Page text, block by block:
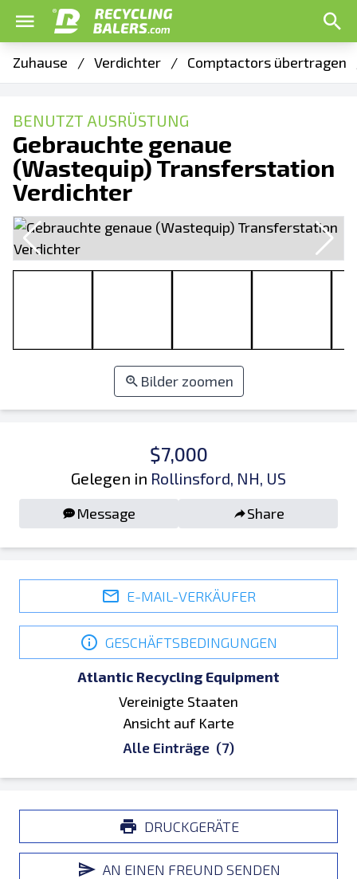
Zuhause / Verdichter / Comptactors übertragen
BENUTZT AUSRÜSTUNG
Gebrauchte genaue
(Wastequip) Transferstation
Verdichter
Bilder zoomen
$7,000
Gelegen in Rollinsford, NH, US
Message Share
E-MAIL-VERKÄUFER
GESCHÄFTSBEDINGUNGEN
Atlantic Recycling Equipment
Vereinigte Staaten
Ansicht auf Karte
Alle Einträge (7)
DRUCKGERÄTE
AN EINEN FREUND SENDEN